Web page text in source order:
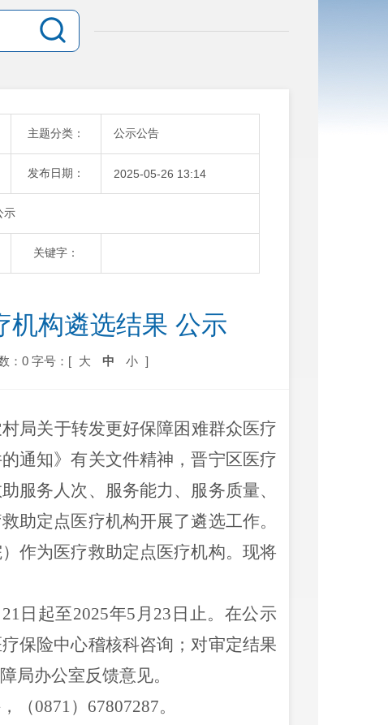
主题分类： 公示公告
发布日期： 2025-05-26 13:14
示
关键字：
机构遴选结果 公示
：0 字号：[ 大 中 小 ]
局关于转发更好保障困难群众医疗
通知》有关文件精神 ，晋宁区医疗
服务人次、服务能力、服务质量、
助定点医疗机构开展了遴选工作。
作为医疗救助定点医疗机构。现将
21 日起至2025年5 月 23 日止。在公示
疗保险中心稽核科咨询 ；对审定结果
局办公室反馈意见。
（0871） 67807287。